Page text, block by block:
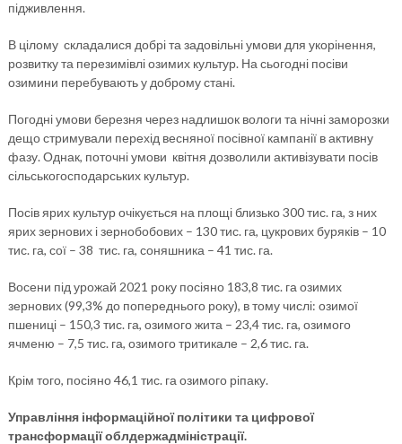
підживлення.
В цілому складалися добрі та задовільні умови для укорінення,
розвитку та перезимівлі озимих культур. На сьогодні посіви
озимини перебувають у доброму стані.
Погодні умови березня через надлишок вологи та нічні заморозки
дещо стримували перехід весняної посівної кампанії в активну
фазу. Однак, поточні умови квітня дозволили активізувати посів
сільськогосподарських культур.
Посів ярих культур очікується на площі близько 300 тис. га, з них
ярих зернових і зернобобових – 130 тис. га, цукрових буряків – 10
тис. га, сої – 38 тис. га, соняшника – 41 тис. га.
Восени під урожай 2021 року посіяно 183,8 тис. га озимих
зернових (99,3% до попереднього року), в тому числі: озимої
пшениці – 150,3 тис. га, озимого жита – 23,4 тис. га, озимого
ячменю – 7,5 тис. га, озимого тритикале – 2,6 тис. га.
Крім того, посіяно 46,1 тис. га озимого ріпаку.
Управління інформаційної політики та цифрової
трансформації облдержадміністрації.